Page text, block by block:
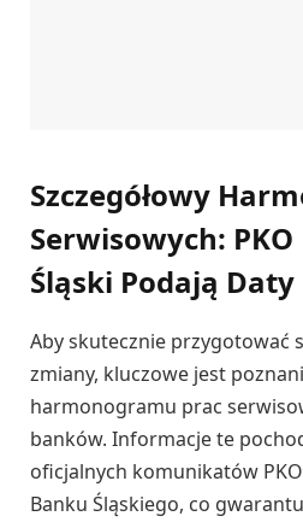
Szczegółowy
Serwisowych:
Śląski Podają
Aby skutecznie przygotować
zmiany, kluczowe jest
harmonogramu prac
banków. Informacje te
oficjalnych komunikatów
Banku Śląskiego, co